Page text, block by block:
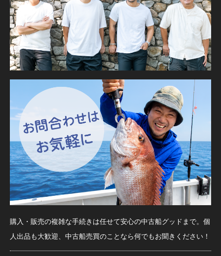
購入・販売の複雑な手続きは任せて安心の中古船グッドまで。個
人出品も大歓迎、中古船売買のことなら何でもお聞きください！